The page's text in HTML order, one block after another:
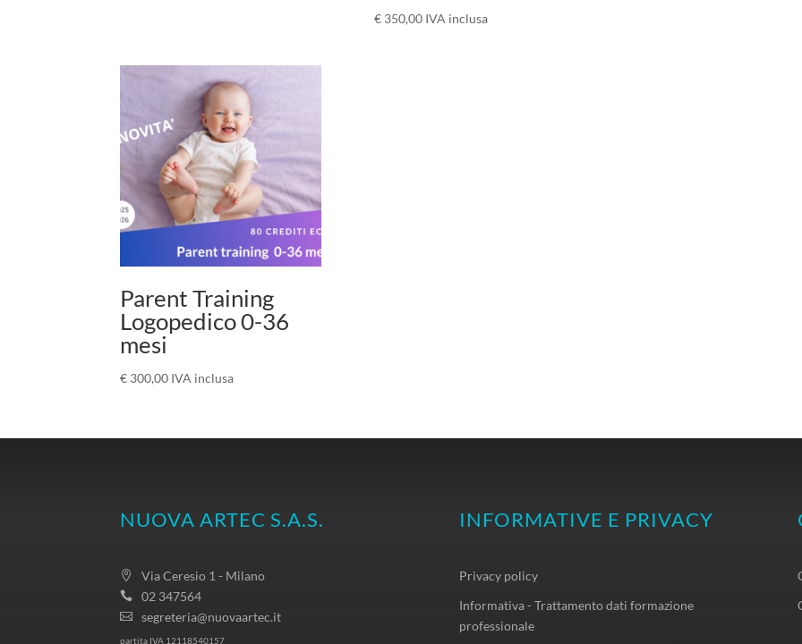
€350,00 IVA inclusa
Parent Training
Logopedico 0-36
mesi
€ 300,00 IVA inclusa
NUOVA ARTEC S.A.S.
Via Ceresio 1 - Milano
02 347564
segreteria@nuovaartec.it
partita IVA 12118540157
INFORMATIVE E PRIVACY
Privacy policy
Informativa - Trattamento dati formazione
professionale